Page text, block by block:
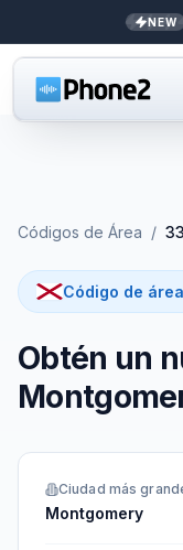
NEW
Códigos de Área /
Código de
Obtén un
Ciudad más
Montgomery